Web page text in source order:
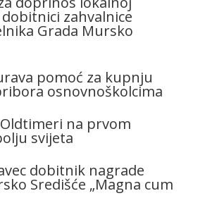
zahvalnice
Grada Mursko
pomoć za kupnju
osnovnoškolcima
Oldtimeri na prvom
svijeta
dobitnik nagrade
Središće „Magna cum